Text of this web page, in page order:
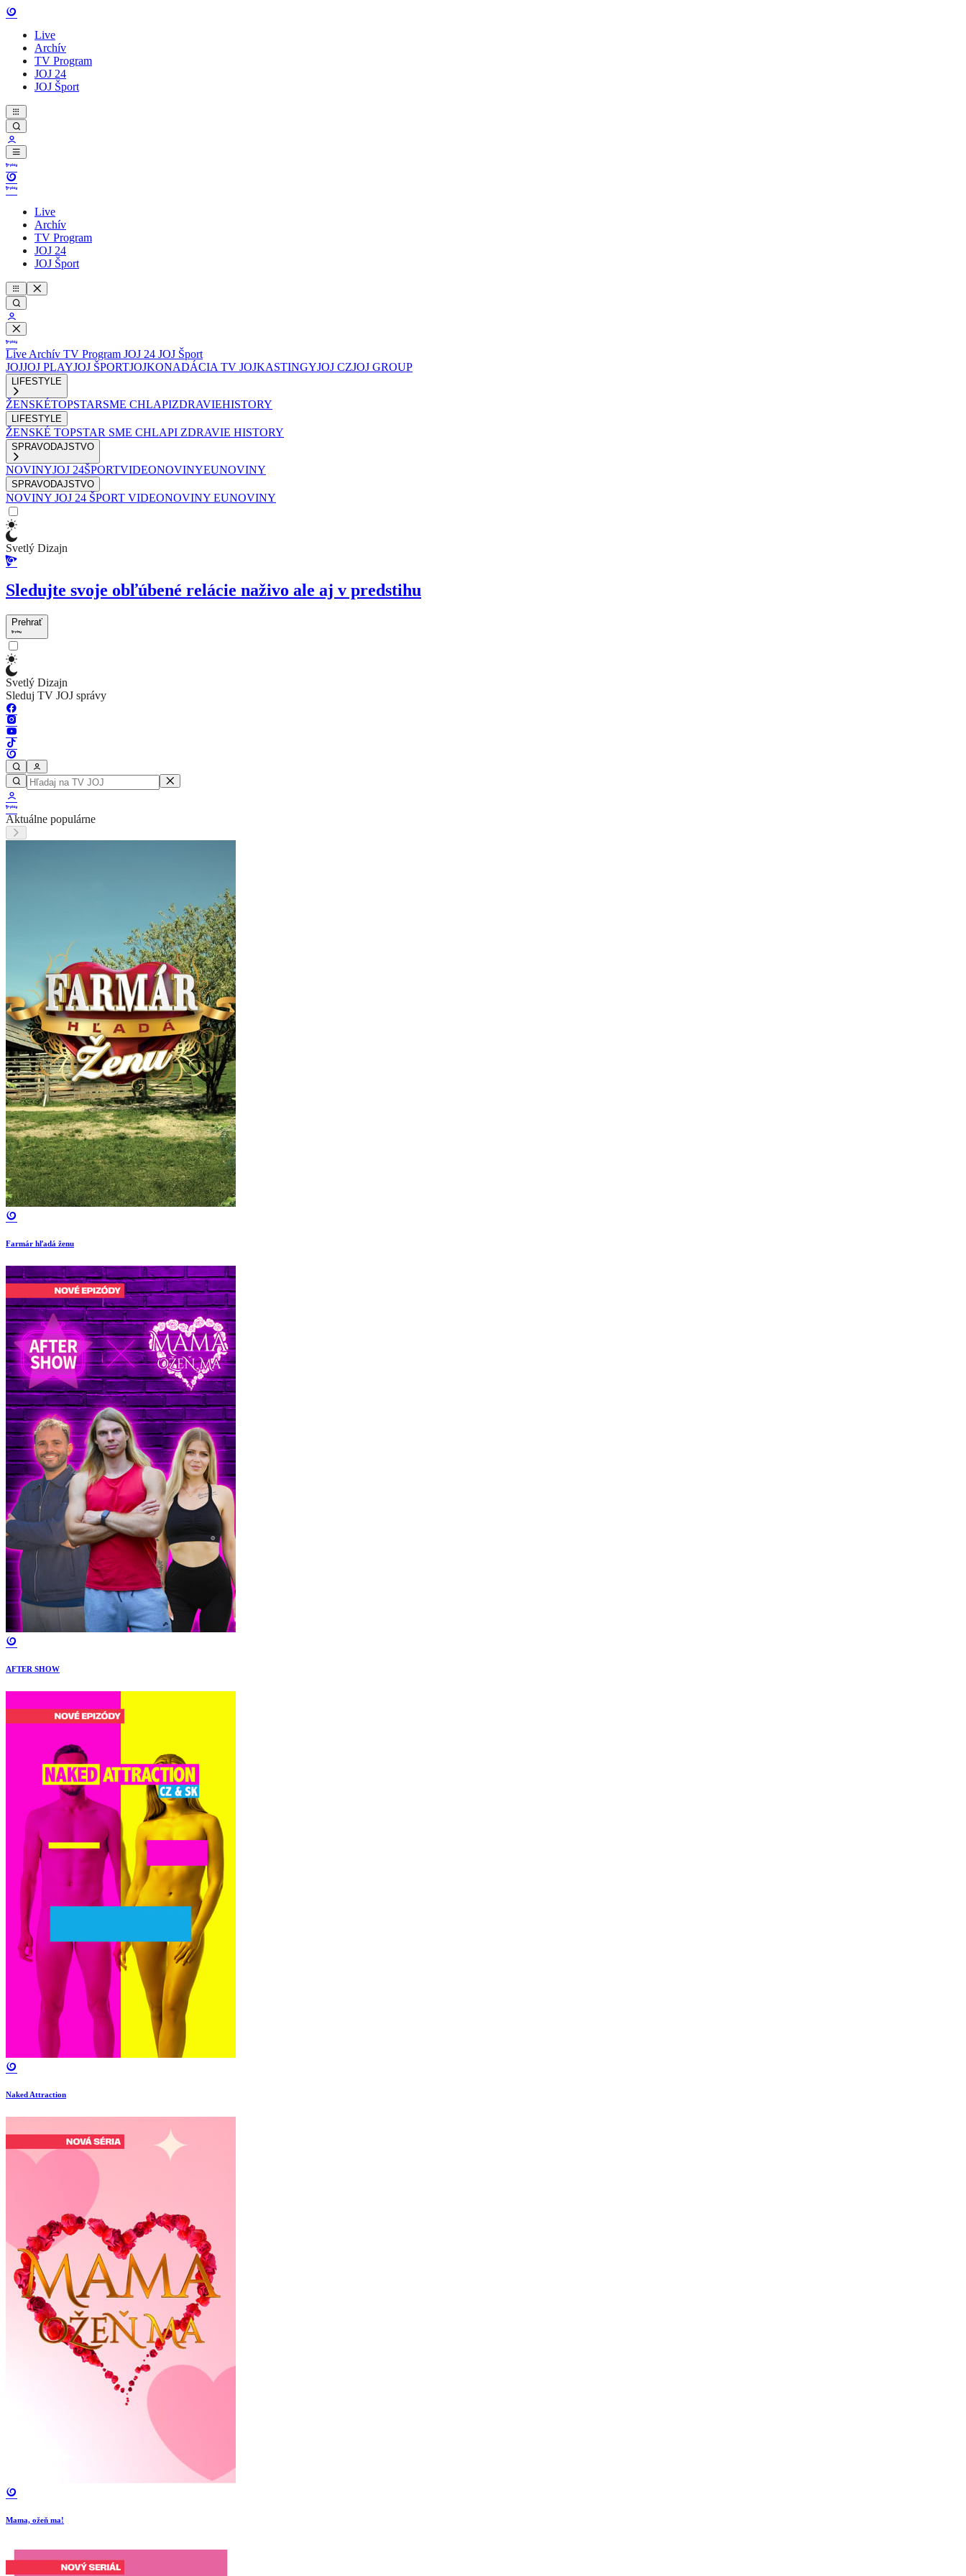
Live
Archív
TV Program
JOJ 24
JOJ Šport
Live
Archív
TV Program
JOJ 24
JOJ Šport
Live Archív TV Program JOJ 24 JOJ Šport
JOJJOJ PLAYJOJ ŠPORTJOJKONADÁCIA TV JOJKASTINGYJOJ CZJOJ GROUP
LIFESTYLE
ŽENSKÉTOPSTARSME CHLAPIZDRAVIEHISTORY
LIFESTYLE
ŽENSKÉ TOPSTAR SME CHLAPI ZDRAVIE HISTORY
SPRAVODAJSTVO
NOVINYJOJ 24ŠPORTVIDEONOVINYEUNOVINY
SPRAVODAJSTVO
NOVINY JOJ 24 ŠPORT VIDEONOVINY EUNOVINY
Svetlý Dizajn
Sledujte svoje obľúbené relácie naživo ale aj v predstihu
Prehrať
Svetlý Dizajn
Sleduj TV JOJ správy
Aktuálne populárne
Farmár hľadá ženu
AFTER SHOW
Naked Attraction
Mama, ožeň ma!